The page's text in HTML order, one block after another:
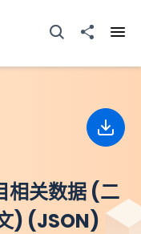
打开搜寻器分享至
相关数据 (二
) (JSON)
下载